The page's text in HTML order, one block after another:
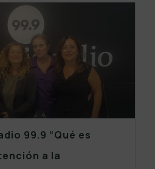
99.9 “Qué es
a la